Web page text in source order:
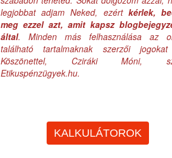
legjobbat adjam Neked, ezért kérlek,
meg ezzel azt, amit kapsz
által. Minden más felhasználása az
található tartalmaknak szerzői
Köszönettel, Cziráki Móni,
Etikuspénzügyek.hu.
KALKULÁTOROK